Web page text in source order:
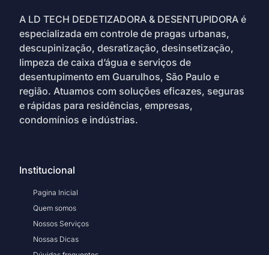
A LD TECH DEDETIZADORA & DESENTUPIDORA é
especializada em controle de pragas urbanas,
descupinização, desratização, desinsetização,
limpeza de caixa d’água e serviços de
desentupimento em Guarulhos, São Paulo e
região. Atuamos com soluções eficazes, seguras
e rápidas para residências, empresas,
condomínios e indústrias.
Institucional
Pagina Inicial
Quem somos
Nossos Serviços
Nossas Dicas